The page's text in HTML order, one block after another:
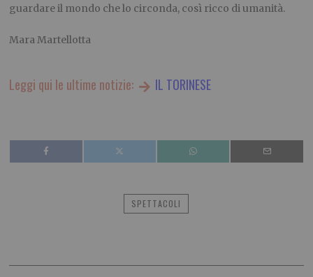
guardare il mondo che lo circonda, così ricco di umanità.
Mara Martellotta
Leggi qui le ultime notizie: IL TORINESE
SPETTACOLI